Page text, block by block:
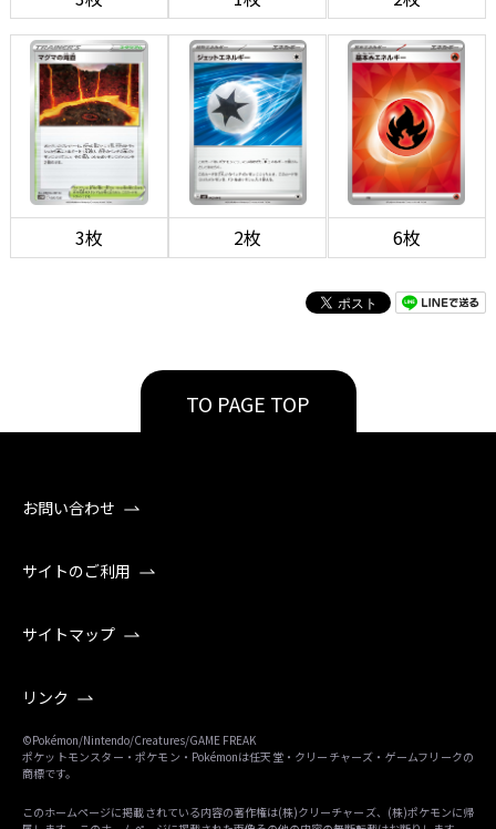
3枚 2枚 6枚
TO PAGE TOP
お問い合わせ
サイトのご利用
サイトマップ
リンク
©Pokémon/Nintendo/Creatures/GAME FREAK
ポケットモンスター・ポケモン・Pokémonは任天堂・クリーチャーズ・ゲームフリークの
商標です。
このホームページに掲載されている内容の著作権は(株)クリーチャーズ、(株)ポケモンに帰